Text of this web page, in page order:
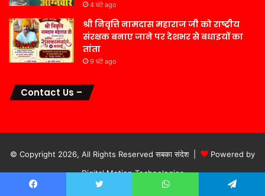
4 घंटे ago
श्री निवृत्ति नामदास महाराज जी को राष्ट्रीय
संरक्षक बनाए जाने पर देशभर से बधाइयों का
तांता
9 घंटे ago
Contact Us –
© Copyright 2026, All Rights Reserved सबका संदेश |
Powered by
Digital Motion Technologies